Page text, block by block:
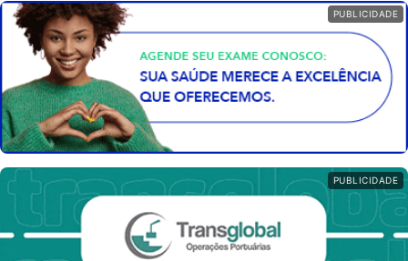
PUBLICIDADE
PUBLICIDADE